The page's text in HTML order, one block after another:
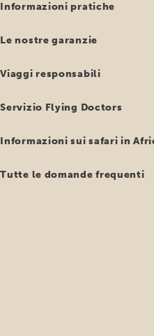
Informazioni pratiche
Le nostre garanzie
Viaggi responsabili
Servizio Flying Doctors
Informazioni sui safari in
Tutte le domande frequenti